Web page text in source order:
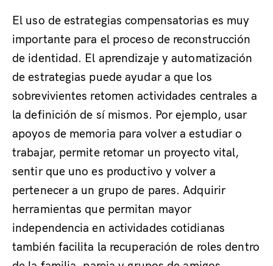
El uso de estrategias compensatorias es muy
importante para el proceso de reconstrucción
de identidad. El aprendizaje y automatización
de estrategias puede ayudar a que los
sobrevivientes retomen actividades centrales a
la definición de sí mismos. Por ejemplo, usar
apoyos de memoria para volver a estudiar o
trabajar, permite retomar un proyecto vital,
sentir que uno es productivo y volver a
pertenecer a un grupo de pares. Adquirir
herramientas que permitan mayor
independencia en actividades cotidianas
también facilita la recuperación de roles dentro